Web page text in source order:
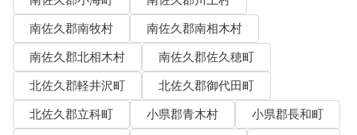
南佐久郡南牧村
南佐久郡南相木村
南佐久郡北相木村
南佐久郡佐久穂町
北佐久郡軽井沢町
北佐久郡御代田町
北佐久郡立科町
小県郡青木村
小県郡長和町